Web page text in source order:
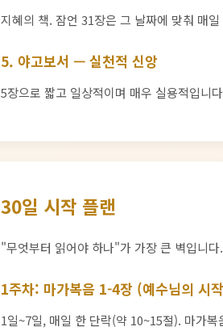
지혜의 책. 잠언 31장은 그 날짜에 맞춰 매
5. 야고보서 — 실천적 신앙
5장으로 짧고 일상적이며 매우 실용적입니
30일 시작 플랜
"무엇부터 읽어야 하나"가 가장 큰 벽입니
1주차: 마가복음 1-4장 (예수님의 시
1일~7일, 매일 한 단락(약 10~15절). 마가